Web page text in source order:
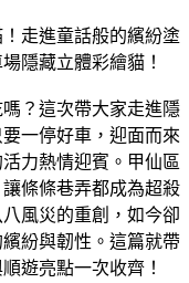
？這次帶大家走進隱
一停好車，迎面而來
力熱情迎賓。甲仙區
條條巷弄都成為超殺
風災的重創，如今卻
紛與韌性。這篇就帶
遊亮點一次收齊！